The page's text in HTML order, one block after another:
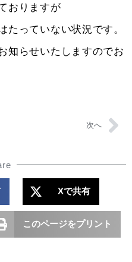
おりますが
たっていない状況です。
知らせいたしますのでお
次へ
Xで共有
このページをプリント